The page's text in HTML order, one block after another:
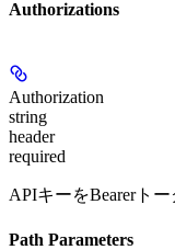
Authorizations
Authorization
string
header
required
APIキーをBearerト
Path Parameters